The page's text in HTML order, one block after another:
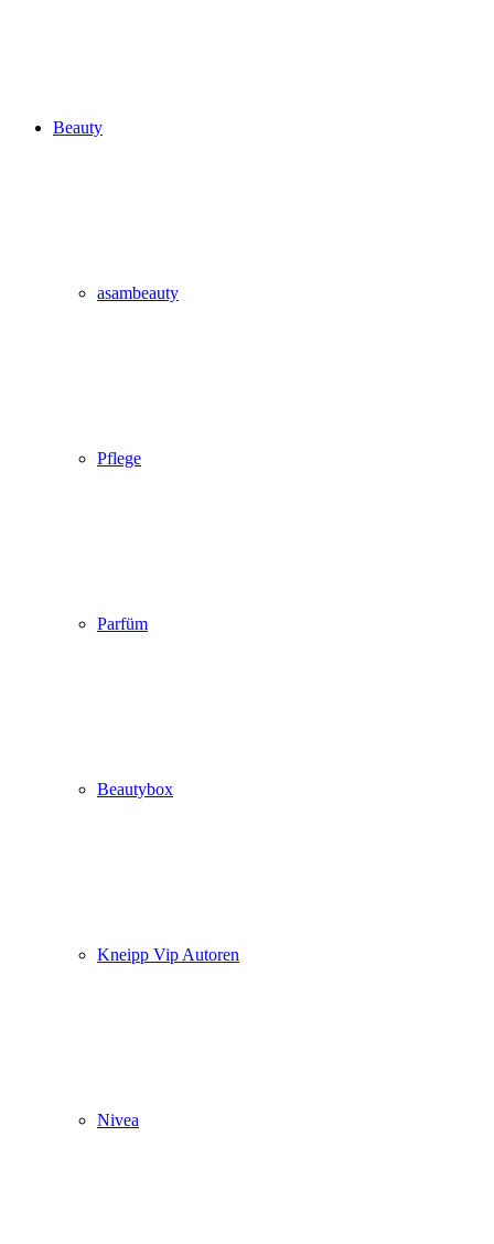
Beauty
asambeauty
Pflege
Parfüm
Beautybox
Kneipp Vip Autoren
Nivea